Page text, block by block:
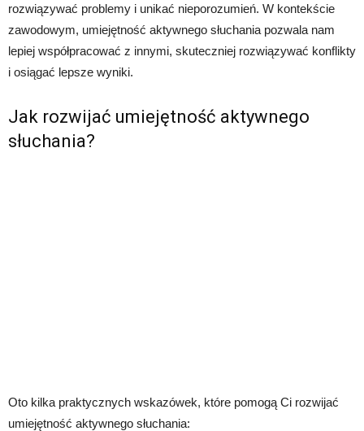
rozwiązywać problemy i unikać nieporozumień. W kontekście
zawodowym, umiejętność aktywnego słuchania pozwala nam
lepiej współpracować z innymi, skuteczniej rozwiązywać konflikty
i osiągać lepsze wyniki.
Jak rozwijać umiejętność aktywnego
słuchania?
Oto kilka praktycznych wskazówek, które pomogą Ci rozwijać
umiejętność aktywnego słuchania: